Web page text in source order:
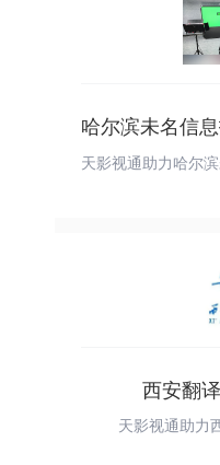
西安翻
天影视通助力